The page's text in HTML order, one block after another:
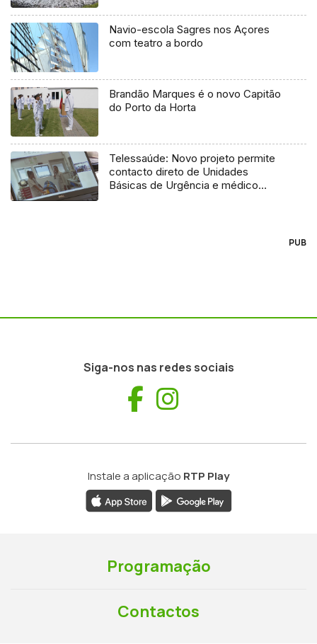
Navio-escola Sagres nos Açores
com teatro a bordo
Brandão Marques é o novo Capitão
do Porto da Horta
Telessaúde: Novo projeto permite
contacto direto de Unidades
Básicas de Urgência e médico
PUB
Siga-nos nas redes sociais
Facebook
Instale a aplicação RTP Play
Programação
Contactos